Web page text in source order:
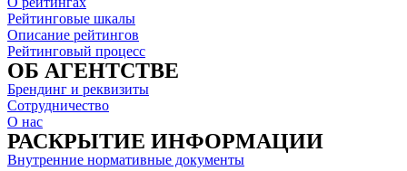
Рейтинговые шкалы
Описание рейтингов
Рейтинговый процесс
ОБ АГЕНТСТВЕ
Брендинг и реквизиты
Сотрудничество
О нас
РАСКРЫТИЕ ИНФОРМАЦИИ
Внутренние нормативные документы